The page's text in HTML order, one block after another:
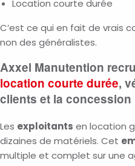
Location courte durée
C’est ce qui en fait de vrais
non des généralistes.
Axxel Manutention
location courte durée,
clients et la concession
Les exploitants en location
dizaines de matériels. Cet
multiple et complet sur une